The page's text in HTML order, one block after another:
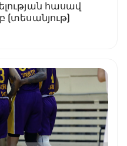
հասավ
(տեսանյութ)